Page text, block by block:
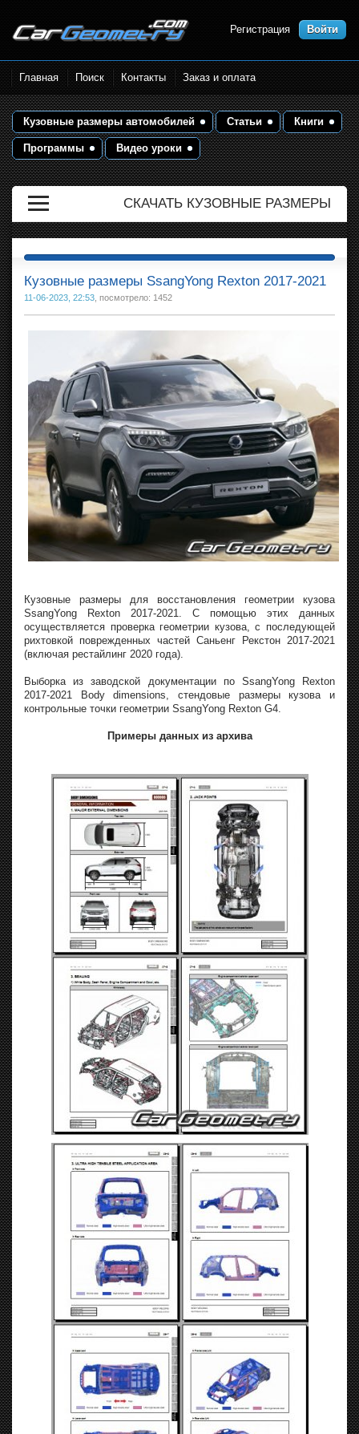
Размеры кузова автомобилей.
Контрольные точки и кузовные
размеры. Геометрия кузова
Регистрация Войти
Главная Поиск Контакты Заказ и оплата
Кузовные размеры автомобилей Статьи Книги
Программы Видео уроки
СКАЧАТЬ КУЗОВНЫЕ РАЗМЕРЫ
Кузовные размеры SsangYong Rexton 2017-2021
11-06-2023, 22:53 , посмотрело: 1452
Кузовные размеры для восстановления геометрии кузова
SsangYong Rexton 2017-2021. С помощью этих данных
осуществляется проверка геометрии кузова, с последующей
рихтовкой поврежденных частей Саньенг Рекстон 2017-2021
(включая рестайлинг 2020 года).
Выборка из заводской документации по SsangYong Rexton
2017-2021 Body dimensions, стендовые размеры кузова и
контрольные точки геометрии SsangYong Rexton G4.
Примеры данных из архива